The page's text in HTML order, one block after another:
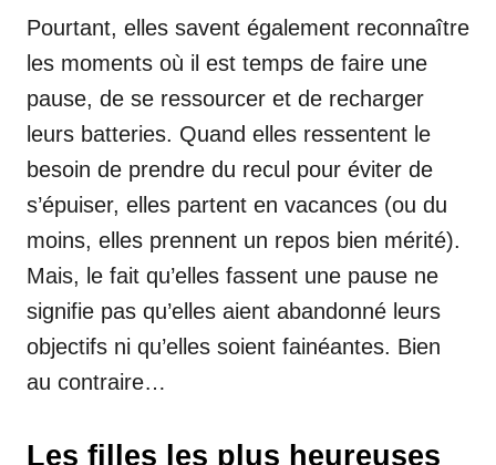
Pourtant, elles savent également reconnaître
les moments où il est temps de faire une
pause, de se ressourcer et de recharger
leurs batteries. Quand elles ressentent le
besoin de prendre du recul pour éviter de
s’épuiser, elles partent en vacances (ou du
moins, elles prennent un repos bien mérité).
Mais, le fait qu’elles fassent une pause ne
signifie pas qu’elles aient abandonné leurs
objectifs ni qu’elles soient fainéantes. Bien
au contraire…
Les filles les plus heureuses